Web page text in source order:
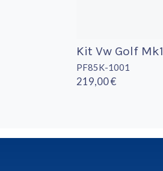
Kit Vw Golf Mk1
PF85K-1001
219,00 €